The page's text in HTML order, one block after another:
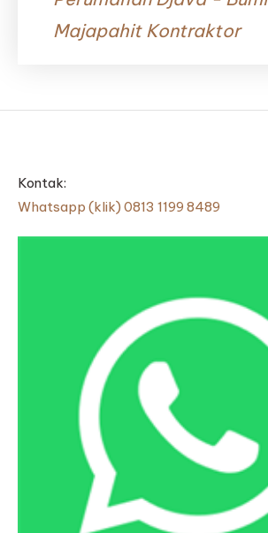
Majapahit Kontraktor
Kontak:
Whatsapp (klik) 0813 1199 8489